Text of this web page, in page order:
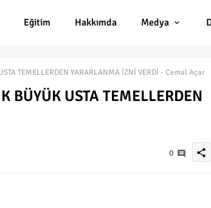
Eğitim Hakkımda Medya
TEMELLERDEN YARARLANMA İZNİ VERDİ - Cemal Açar
BÜYÜK USTA TEMELLERDEN
0 share